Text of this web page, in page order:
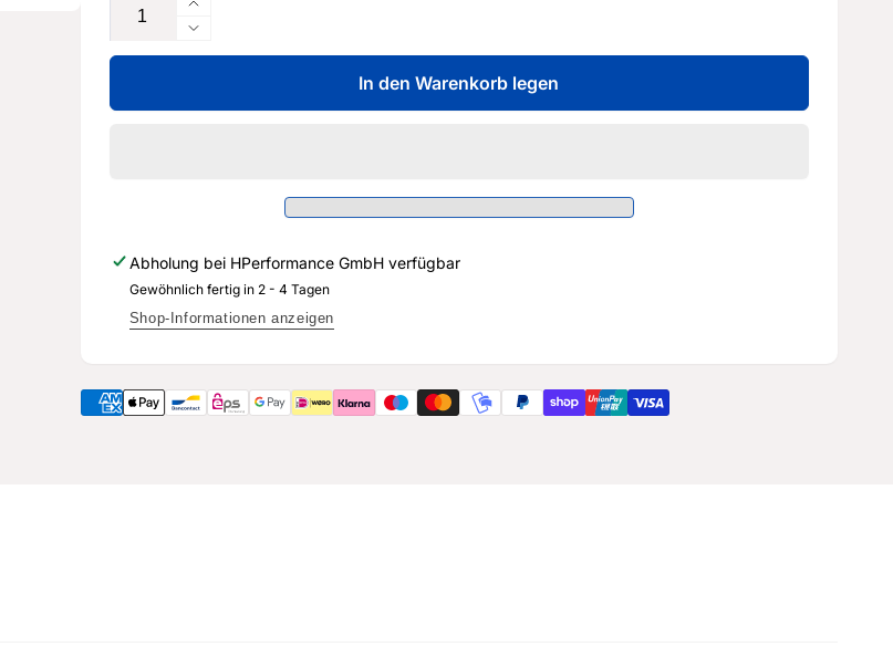
Erhöhe
die
Menge
Boostline
22mm
ARP
+625
Verringere
die
für
144mm
22mm
ARP
VW5670-
866+
In den Warenkorb legen
Abholung bei HPerformance GmbHverfügbar
Gewöhnlich fertig in 2 - 4 Tagen
Shop-Informationen anzeigen